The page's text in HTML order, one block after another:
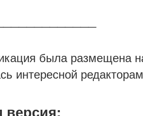
была размещена
интересной